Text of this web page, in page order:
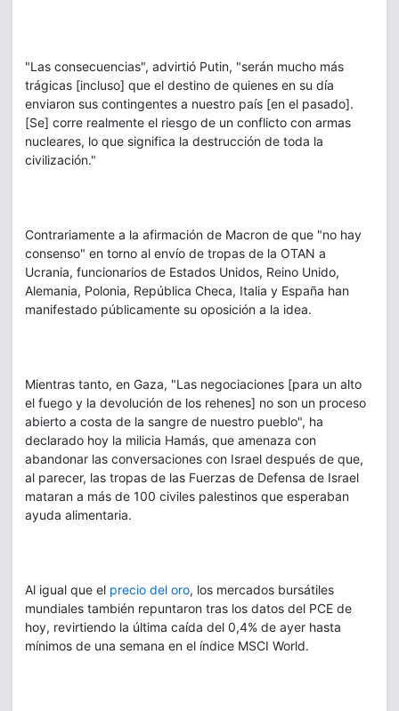
"Las consecuencias", advirtió Putin, "serán mucho más
trágicas [incluso] que el destino de quienes en su día
enviaron sus contingentes a nuestro país [en el pasado].
[Se] corre realmente el riesgo de un conflicto con armas
nucleares, lo que significa la destrucción de toda la
civilización."
Contrariamente a la afirmación de Macron de que "no hay
consenso" en torno al envío de tropas de la OTAN a
Ucrania, funcionarios de Estados Unidos, Reino Unido,
Alemania, Polonia, República Checa, Italia y España han
manifestado públicamente su oposición a la idea.
Mientras tanto, en Gaza, "Las negociaciones [para un alto
el fuego y la devolución de los rehenes] no son un proceso
abierto a costa de la sangre de nuestro pueblo", ha
declarado hoy la milicia Hamás, que amenaza con
abandonar las conversaciones con Israel después de que,
al parecer, las tropas de las Fuerzas de Defensa de Israel
mataran a más de 100 civiles palestinos que esperaban
ayuda alimentaria.
Al igual que el precio del oro, los mercados bursátiles
mundiales también repuntaron tras los datos del PCE de
hoy, revirtiendo la última caída del 0,4% de ayer hasta
mínimos de una semana en el índice MSCI World.